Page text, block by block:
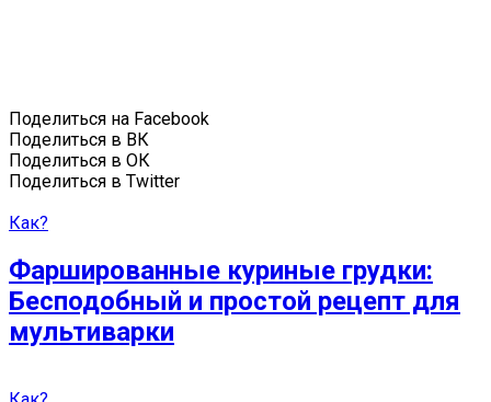
Поделиться на Facebook
Поделиться в ВК
Поделиться в ОК
Поделиться в Twitter
Как?
Фаршированные куриные грудки:
Бесподобный и простой рецепт для
мультиварки